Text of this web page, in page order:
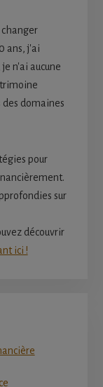
changer
ans, j'ai
n'ai aucune
des domaines
pour
sur
découvrir
ici !